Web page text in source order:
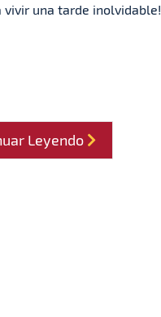
vivir una tarde inolvidable!
Leyendo